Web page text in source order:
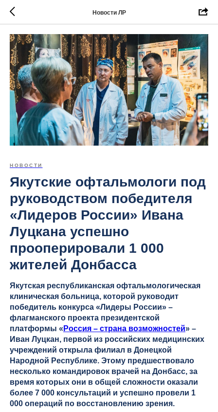
Новости ЛР
НОВОСТИ
Якутские офтальмологи под
руководством победителя
«Лидеров России» Ивана
Луцкана успешно
прооперировали 1 000
жителей Донбасса
Якутская республиканская офтальмологическая
клиническая больница, которой руководит
победитель конкурса «Лидеры России» –
флагманского проекта президентской
платформы « Россия – страна возможностей» –
Иван Луцкан, первой из российских медицинских
учреждений открыла филиал в Донецкой
Народной Республике. Этому предшествовало
несколько командировок врачей на Донбасс, за
время которых они в общей сложности оказали
более 7 000 консультаций и успешно провели 1
000 операций по восстановлению зрения.